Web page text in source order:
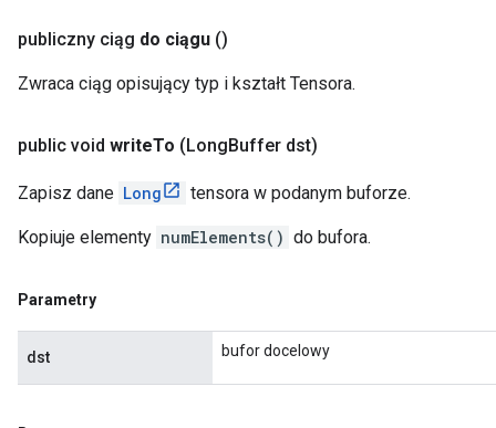
publiczny ciąg do ciągu ()
Zwraca ciąg opisujący typ i kształt Tensora.
public void writeTo (LongBuffer dst)
Zapisz dane Long tensora w podanym buforze.
Kopiuje elementy numElements() do bufora.
Parametry
dst bufor docelowy